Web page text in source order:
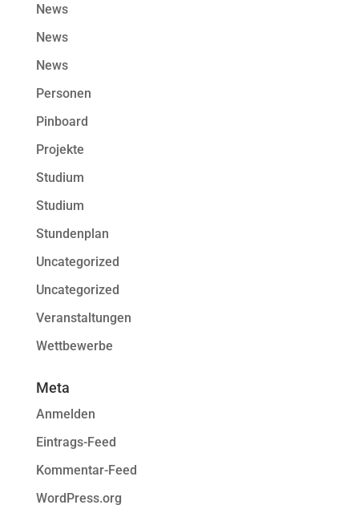
News
News
News
Personen
Pinboard
Projekte
Studium
Studium
Stundenplan
Uncategorized
Uncategorized
Veranstaltungen
Wettbewerbe
Meta
Anmelden
Eintrags-Feed
Kommentar-Feed
WordPress.org